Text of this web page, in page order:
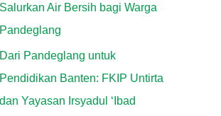
Salurkan Air Bersih bagi Warga
Pandeglang
Dari Pandeglang untuk
Pendidikan Banten: FKIP Untirta
dan Yayasan Irsyadul ‘Ibad